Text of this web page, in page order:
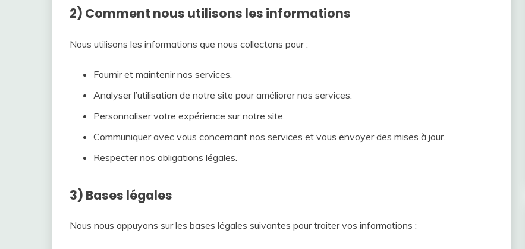
2) Comment nous utilisons les informations
Nous utilisons les informations que nous collectons pour :
Fournir et maintenir nos services.
Analyser l’utilisation de notre site pour améliorer nos services.
Personnaliser votre expérience sur notre site.
Communiquer avec vous concernant nos services et vous envoyer des mises à jour.
Respecter nos obligations légales.
3) Bases légales
Nous nous appuyons sur les bases légales suivantes pour traiter vos informations :